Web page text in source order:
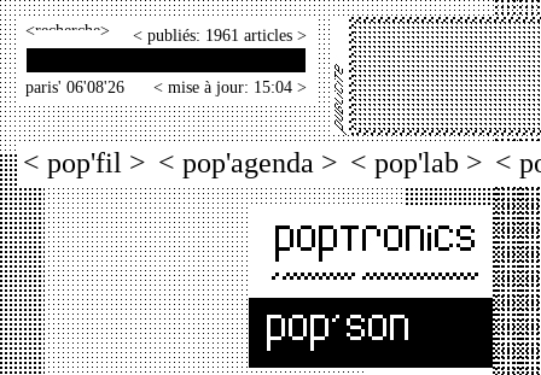
< > < publiés: 1961 articles >
paris' 06'08'26 < mise à jour: 15:04 >
< pop'fil > < pop'agenda > < pop'lab > <